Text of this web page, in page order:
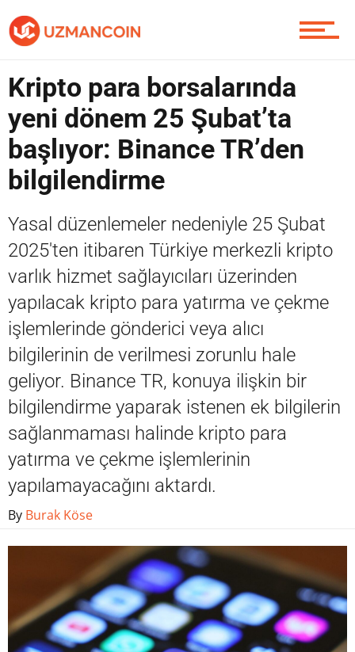
Piyasa
Soru Sor
Contact / İletişim
Kripto para borsalarında
yeni dönem 25 Şubat’ta
başlıyor: Binance TR’den
bilgilendirme
Yasal düzenlemeler nedeniyle 25 Şubat
2025'ten itibaren Türkiye merkezli kripto
varlık hizmet sağlayıcıları üzerinden
yapılacak kripto para yatırma ve çekme
işlemlerinde gönderici veya alıcı
bilgilerinin de verilmesi zorunlu hale
geliyor. Binance TR, konuya ilişkin bir
bilgilendirme yaparak istenen ek bilgilerin
sağlanmaması halinde kripto para
yatırma ve çekme işlemlerinin
yapılamayacağını aktardı.
By Burak Köse